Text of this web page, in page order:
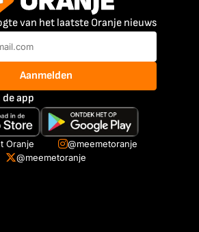
van het laatste Oranje nieuws
Aanmelden
app
Oranje
@meemetoranje
@meemetoranje